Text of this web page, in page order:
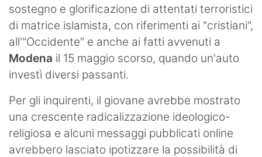
sostegno e glorificazione di attentati terroristici
di matrice islamista, con riferimenti ai "cristiani",
all'"Occidente" e anche ai fatti avvenuti a
Modena il 15 maggio scorso, quando un'auto
investì diversi passanti.
Per gli inquirenti, il giovane avrebbe mostrato
una crescente radicalizzazione ideologico-
religiosa e alcuni messaggi pubblicati online
avrebbero lasciato ipotizzare la possibilità di